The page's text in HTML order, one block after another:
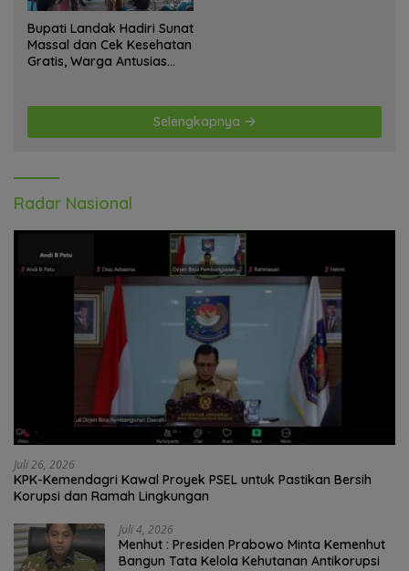
Bupati Landak Hadiri Sunat
Massal dan Cek Kesehatan
Gratis, Warga Antusias
Selengkapnya
Radar Nasional
Juli 26, 2026
KPK-Kemendagri Kawal Proyek PSEL untuk Pastikan Bersih
Korupsi dan Ramah Lingkungan
Juli 4, 2026
Menhut : Presiden Prabowo Minta Kemenhut
Bangun Tata Kelola Kehutanan Antikorupsi